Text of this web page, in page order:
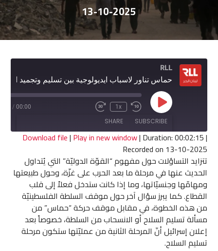
13-10-2025
RLL
Play
Episode
Rewind
10
Seconds
1x
Fast
seconds
00:00
/
SUBSCRIBE
SHARE
RSS FEED
SHARE
LINK
EMBED
Download file| Play in new window| Duration: 00:02:15|
Recorded on 13-10-2025
تتزايد التساؤلات حول مفهوم “القوّة الدوليّة” التي يُتداول
الحديث عنها في مرحلة ما بعد الحرب على غزّة، وحول طبيعتها
ومهامّها وجنسيّاتها، وما إذا كانت ستدخل فعلاً إلى قلب
القطاع. كما يبرز سؤال آخر حول موقف السلطة الفلسطينيّة
من هذه الخطوة، في مقابل موقف حركة “حماس” من
مسألة تسليم السلاح أو الانسحاب من السلطة، خصوصاً بعد
إعلان إسرائيل أنّ المرحلة الثانية من عمليّتها ستكون مرحلة
تسليم السلاح.